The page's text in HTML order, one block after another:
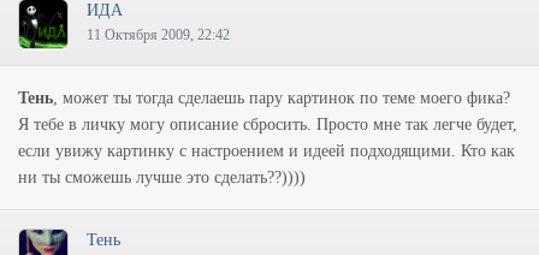
ИДА
11 Октября 2009, 22:42
Тень, может ты тогда сделаешь пару картинок по теме моего фика?
Я тебе в личку могу описание сбросить. Просто мне так легче будет,
если увижу картинку с настроением и идеей подходящими. Кто как
ни ты сможешь лучше это сделать??))))
Тень